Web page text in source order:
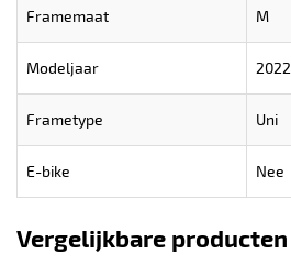
Framemaat M
Modeljaar 2022
Frametype Uni
E-bike Nee
Vergelijkbare producten